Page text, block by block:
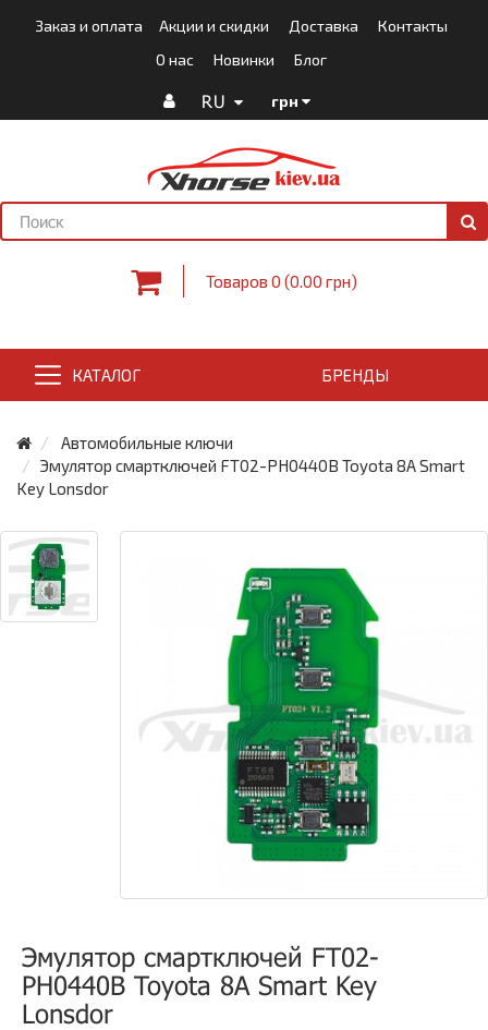
Заказ и оплата Акции и скидки Доставка
Контакты
О нас
Новинки Блог
RU грн
Товаров 0 (0.00 грн)
КАТАЛОГ БРЕНДЫ
Автомобильные ключи
Эмулятор смартключей FT02-PH0440B Toyota 8A Smart
Key Lonsdor
Эмулятор смартключей FT02-
PH0440B Toyota 8A Smart Key
Lonsdor